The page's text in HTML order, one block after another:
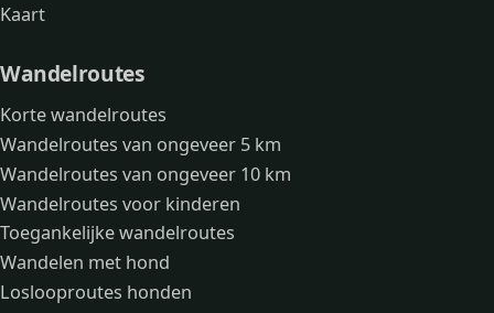
Kaart
Wandelroutes
Korte wandelroutes
Wandelroutes van ongeveer 5 km
Wandelroutes van ongeveer 10 km
Wandelroutes voor kinderen
Toegankelijke wandelroutes
Wandelen met hond
Loslooproutes honden